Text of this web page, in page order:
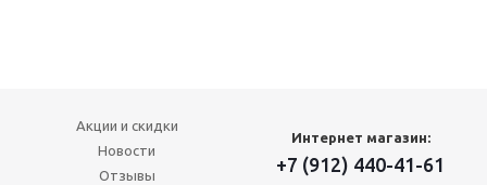
Акции и скидки
Новости
Отзывы
Интернет магазин:
+7 (912) 440-41-61